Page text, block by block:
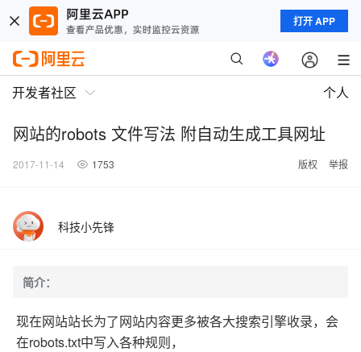
打开 APP
开发者社区 个人
网站的robots 文件写法 附自动生成工具网址
2017-11-14 1753 版权 举报
科技小先锋
简介：
现在网站站长为了网站内容更多被各大搜索引擎收录，会
在robots.txt中写入各种规则，